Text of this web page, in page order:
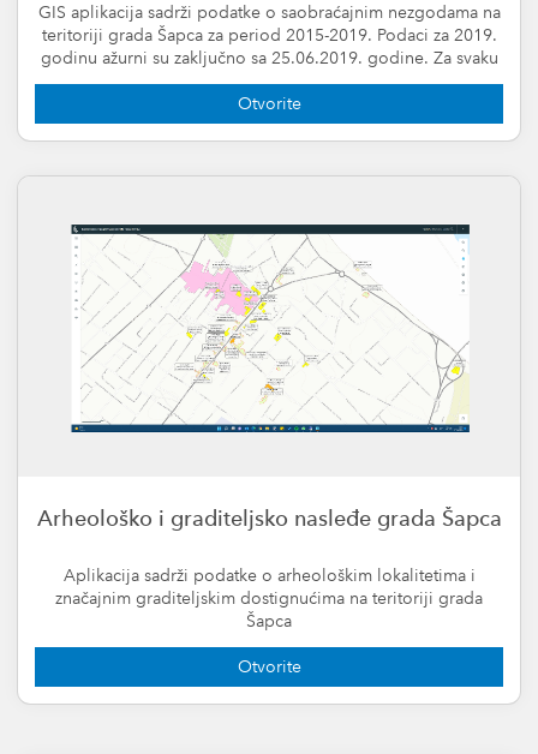
GIS aplikacija sadrži podatke o saobraćajnim nezgodama na
teritoriji grada Šapca za period 2015-2019. Podaci za 2019.
godinu ažurni su zaključno sa 25.06.2019. godine. Za svaku
godinu kreirane su i Heat mape
Otvorite
Arheološko i graditeljsko nasleđe grada Šapca
Aplikacija sadrži podatke o arheološkim lokalitetima i
značajnim graditeljskim dostignućima na teritoriji grada
Šapca
Otvorite